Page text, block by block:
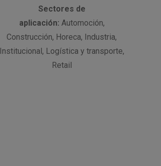
Sectores de
aplicación: Automoción,
Construcción, Horeca, Industria,
Institucional, Logística y transporte,
Retail